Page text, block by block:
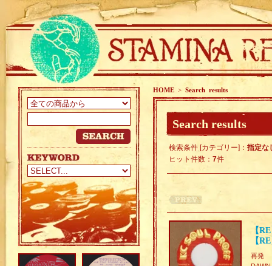
HOME > Search results
Search results
検索条件 [カテゴリー]： 指定な
ヒット件数： 7件
【
【
再発